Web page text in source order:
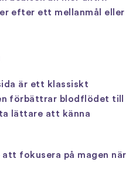
efter ett mellanmål eller
är ett klassiskt
förbättrar blodflödet till
lättare att känna
fokusera på magen när